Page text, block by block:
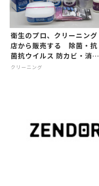
衛生のプロ、クリーニング
店から販売する 除菌・抗
菌抗ウイルス 防カビ・消臭
剤 『守護神』『カビ守護
クリーニング